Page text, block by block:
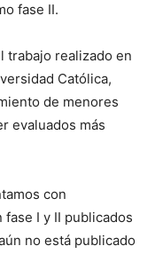
fase II.
trabajo realizado en
Católica,
de menores
evaluados más
con
I y II publicados
no está publicado